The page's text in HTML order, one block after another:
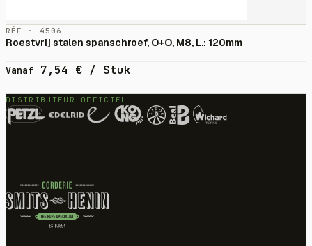
RÉF · 4506
Roestvrij stalen spanschroef, O+O, M8, L.: 120mm
Vanaf 7,54 € / Stuk
DISTRIBUTEUR OFFICIEL —